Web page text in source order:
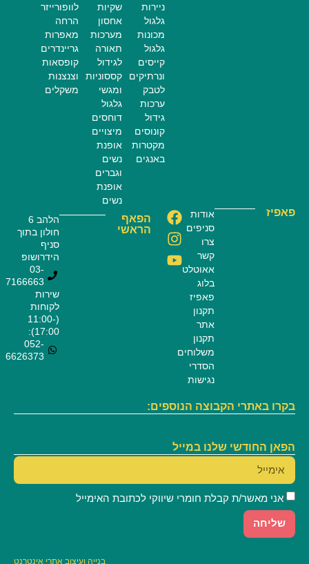
ניירות
גלגול
מכונות
גלגול
קייסים
ונרתיקים
לטבק
ערכות
גידול
קונוסים
מקטרות
באנגים
שקיות
אחסון
מערכות
תאורה
לגידול
קססוניות
ומגשי
גלגול
דוחסים
מיצויים
אופנת
נשים
וגברים
אופנת
נשים
לוופורייזר
הרחה
מאפרות
גריינדרים
קופסאות
וצנצנות
משקלים
פאפיז
אודות
סניפים
צרו
קשר
אאוטלט
בלוג
פאפיז
תקנון
אתר
תקנון
משלוחים
הסדרי
נגישות
הפאף
הראשי
הלהב 6
חולון בתוך
סניף
הידרושופ
03-
7166663
שירות
לקוחות
(11:00-
17:00):
052-
6626373
בקרו באתרי הקבוצה הנוספים:
הפאן החודשי שלנו במייל
אני מאשר/ת קבלת חומרי שיווקי לכתובת האימייל
שליחה
בנייה ועיצוב אתרי אינטרנט